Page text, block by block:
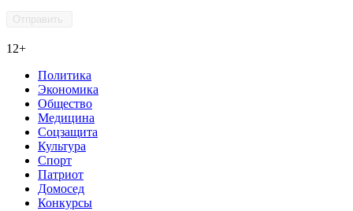
12+
Политика
Экономика
Общество
Медицина
Соцзащита
Культура
Спорт
Патриот
Домосед
Конкурсы